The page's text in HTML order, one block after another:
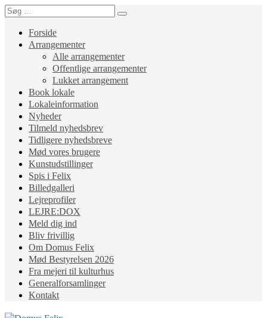
Forside
Arrangementer
Alle arrangementer
Offentlige arrangementer
Lukket arrangement
Book lokale
Lokaleinformation
Nyheder
Tilmeld nyhedsbrev
Tidligere nyhedsbreve
Mød vores brugere
Kunstudstillinger
Spis i Felix
Billedgalleri
Lejreprofiler
LEJRE:DOX
Meld dig ind
Bliv frivillig
Om Domus Felix
Mød Bestyrelsen 2026
Fra mejeri til kulturhus
Generalforsamlinger
Kontakt